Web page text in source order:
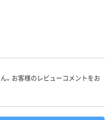
。お客様のレビューコメントをお